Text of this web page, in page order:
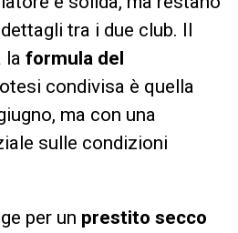
tra i due club. Il
la formula del
condivisa è quella
ma con una
sulle condizioni
per un prestito secco